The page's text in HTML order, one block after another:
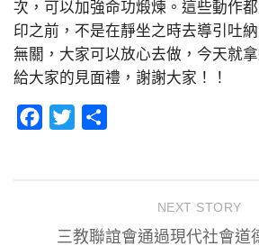
次，可以加強命功煅煉。這些動作
印之前，不是在靜坐之時去導引吐
無關，大家可以放心去做，今天就
給大家的見面禮，謝謝大家！！
Facebook
Twitter
NEXT STORY
三教聯誼會通過現代社會道